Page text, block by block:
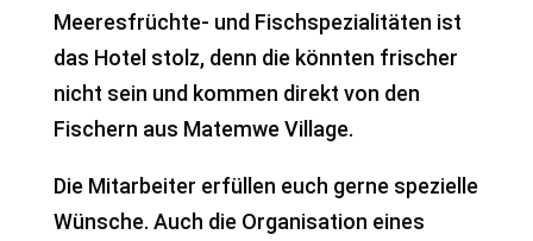
Meeresfrüchte- und Fischspezialitäten ist
das Hotel stolz, denn die könnten frischer
nicht sein und kommen direkt von den
Fischern aus Matemwe Village.
Die Mitarbeiter erfüllen euch gerne spezielle
Wünsche. Auch die Organisation eines